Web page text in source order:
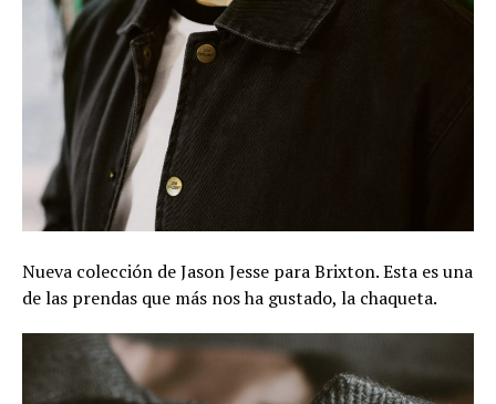
Nueva colección de Jason Jesse para Brixton. Esta es una
de las prendas que más nos ha gustado, la chaqueta.